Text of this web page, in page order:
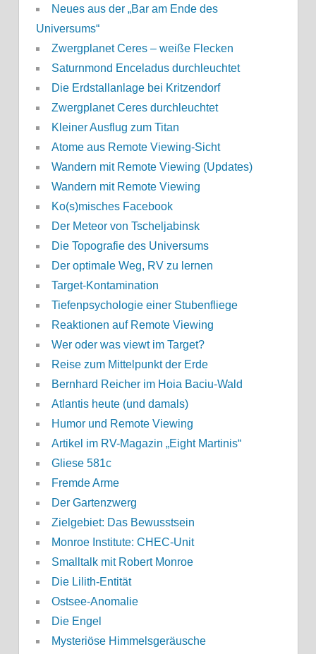
Neues aus der „Bar am Ende des
Universums“
Zwergplanet Ceres – weiße Flecken
Saturnmond Enceladus durchleuchtet
Die Erdstallanlage bei Kritzendorf
Zwergplanet Ceres durchleuchtet
Kleiner Ausflug zum Titan
Atome aus Remote Viewing-Sicht
Wandern mit Remote Viewing (Updates)
Wandern mit Remote Viewing
Ko(s)misches Facebook
Der Meteor von Tscheljabinsk
Die Topografie des Universums
Der optimale Weg, RV zu lernen
Target-Kontamination
Tiefenpsychologie einer Stubenfliege
Reaktionen auf Remote Viewing
Wer oder was viewt im Target?
Reise zum Mittelpunkt der Erde
Bernhard Reicher im Hoia Baciu-Wald
Atlantis heute (und damals)
Humor und Remote Viewing
Artikel im RV-Magazin „Eight Martinis“
Gliese 581c
Fremde Arme
Der Gartenzwerg
Zielgebiet: Das Bewusstsein
Monroe Institute: CHEC-Unit
Smalltalk mit Robert Monroe
Die Lilith-Entität
Ostsee-Anomalie
Die Engel
Mysteriöse Himmelsgeräusche